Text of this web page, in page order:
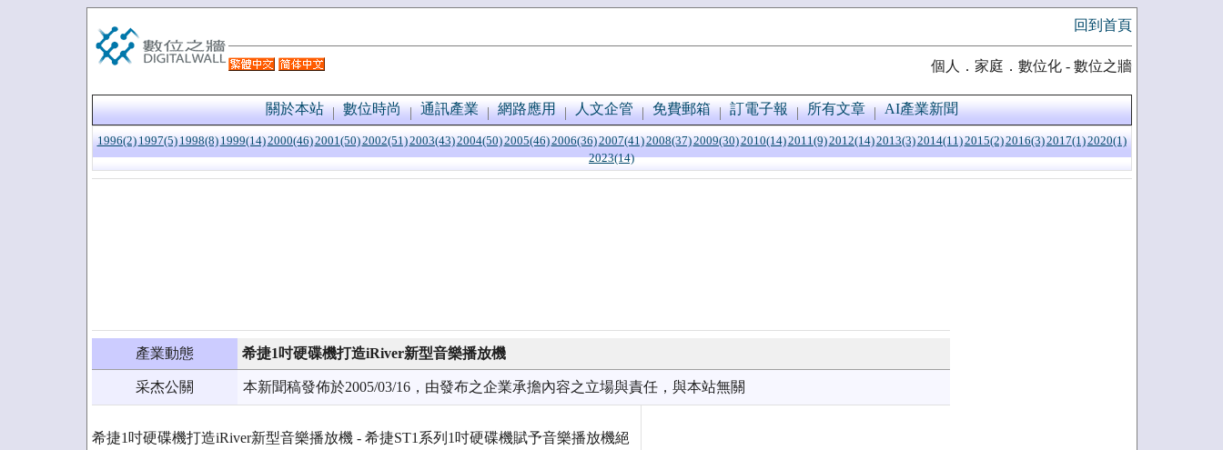
回到首頁
個人．家庭．數位化 - 數位之牆
關於本站 數位時尚 通訊產業 網路應用 人文企管 免費郵箱 訂電子報 所有文章 AI產業新聞
1996(2) 1997(5) 1998(8) 1999(14)2000(46)2001(50)2002(51)2003(43)2004(50)2005(46)2006(36)2007(41)2008(37)2009(30)2010(14)2011(9)2012(14)2013(3)2014(11)2015(2)2016(3)2017(1)2020(1)
2023(14)
產業動態 希捷1吋硬碟機打造iRiver新型音樂播放機
采杰公關 本新聞稿發佈於2005/03/16，由發布之企業承擔內容之立場與責任，與本站無關
希捷1吋硬碟機打造iRiver新型音樂播放機 - 希捷ST1系列1吋硬碟機賦予音樂播放機絕